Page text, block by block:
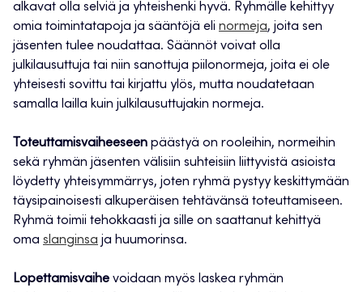
alkavat olla selviä ja yhteishenki hyvä. Ryhmälle kehittyy
omia toimintatapoja ja sääntöjä eli normeja, joita sen
jäsenten tulee noudattaa. Säännöt voivat olla
julkilausuttuja tai niin sanottuja piilonormeja, joita ei ole
yhteisesti sovittu tai kirjattu ylös, mutta noudatetaan
samalla lailla kuin julkilausuttujakin normeja.
Toteuttamisvaiheeseen päästyä on rooleihin, normeihin
sekä ryhmän jäsenten välisiin suhteisiin liittyvistä asioista
löydetty yhteisymmärrys, joten ryhmä pystyy keskittymään
täysipainoisesti alkuperäisen tehtävänsä toteuttamiseen.
Ryhmä toimii tehokkaasti ja sille on saattanut kehittyä
oma slanginsa ja huumorinsa.
Lopettamisvaihe voidaan myös laskea ryhmän